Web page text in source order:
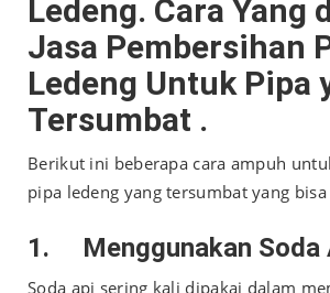
Ledeng. Cara Yang
Jasa Pembersihan
Ledeng Untuk Pipa
Tersumbat .
Berikut ini beberapa cara ampuh
pipa ledeng yang tersumbat yang
1. Menggunakan Soda
Soda api sering kali dipakai dalam